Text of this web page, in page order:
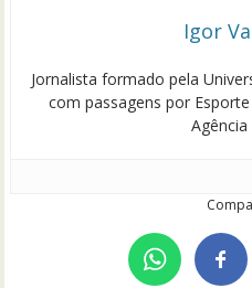
Igor
Jornalista formado pela
com passagens por
Agência